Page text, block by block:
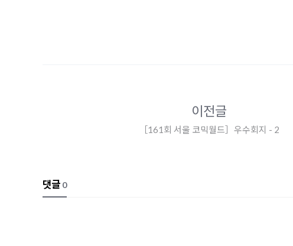
이전글
［161회 서울 코믹월드］우수회지 - 2
댓글 0